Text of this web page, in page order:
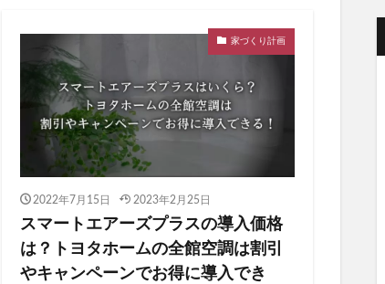
家づくり計画
2022年7月15日 2023年2月25日
スマートエアーズプラスの導入価格
は？トヨタホームの全館空調は割引
やキャンペーンでお得に導入でき